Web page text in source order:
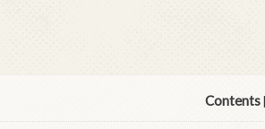
Contents